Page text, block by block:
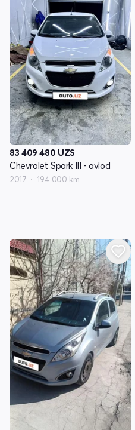
83 409 480 UZS
Chevrolet Spark III - avlod
2017 194 000 km